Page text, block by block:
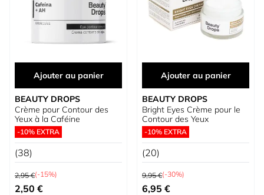
Ajouter au panier
BEAUTY DROPS
Crème pour Contour des
Yeux à la Caféine
-10% EXTRA
(38)
Prix normal
2,95 €(-15%)
Prix spécial
2,50 €
Ajouter au panier
BEAUTY DROPS
Bright Eyes Crème pour le
Contour des Yeux
-10% EXTRA
(20)
Prix normal
9,95 €(-30%)
Prix spécial
6,95 €